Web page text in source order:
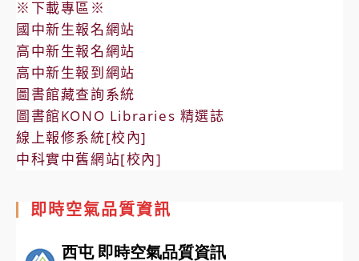
※下載專區※
國中新生報名網站
高中新生報名網站
高中新生報到網站
圖書館藏查詢系統
圖書館KONO Libraries 精選誌
線上報修系統[校內]
中科實中舊網站[校內]
即時空氣品質資訊